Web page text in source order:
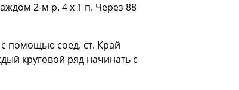
2-м р. 4 х 1 п. Через 88
помощью соед. ст. Край
круговой ряд начинать с